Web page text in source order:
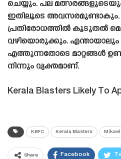
ചെയ്യും. പല
ഇതിലൂടെ
പ്രതിരോധത്തിൽ കൂടുതൽ
വഴിയൊരുക്കും.
എത്തുന്നതോടെ മാറ്റങ്ങൾ
നിന്നും വ്യക്തമാണ്.
Kerala Blasters Likely To
KBFC Kerala Blasters Mikael
Share Facebook